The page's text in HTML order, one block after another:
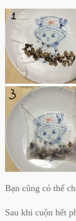
Bạn cũng có thể
Sau khi cuộn hết